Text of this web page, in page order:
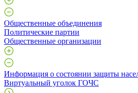
Общественные объединения
Политические партии
Общественные организации
Информация о состоянии защиты
Виртуальный уголок ГОЧС